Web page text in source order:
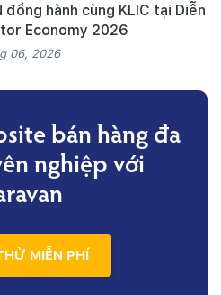
đồng hành cùng KLIC tại Diễn
Economy 2026
06, 2026
bán hàng đa
nghiệp với
MIỄN PHÍ